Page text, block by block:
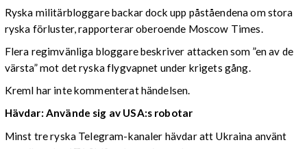
Ryska militärbloggare backar dock upp påståendena om stora
ryska förluster, rapporterar oberoende Moscow Times.
Flera regimvänliga bloggare beskriver attacken som ”en av de
värsta” mot det ryska flygvapnet under krigets gång.
Kreml har inte kommenterat händelsen.
Hävdar: Använde sig av USA:s robotar
Minst tre ryska Telegram-kanaler hävdar att Ukraina använt